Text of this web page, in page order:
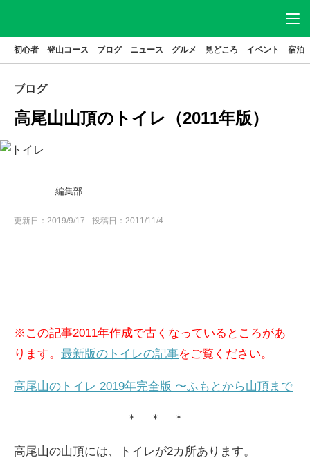
ニュース アクセス 駐車場
登山コース
高尾山とは
はじめてガイド
インタビュー
高尾山の花
初心者 登山コース ブログ ニュース グルメ 見どころ イベント 宿泊
ブログ
高尾山山頂のトイレ（2011年版）
編集部
更新日： 2019/9/17 投稿日：2011/11/4
※この記事2011年作成で古くなっているところがあ
ります。 最新版のトイレの記事をご覧ください。
高尾山のトイレ 2019年完全版 〜ふもとから山頂まで
＊ ＊ ＊
高尾山の山頂には、トイレが2カ所あります。